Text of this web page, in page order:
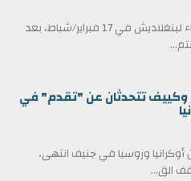
أدى طارق رحمن اليمين كرئيس وزراء لبنغلاديش في 17 فبراير/شباط، بعد
وكييف تتحدثان عن "تقدم" في
أوكرانيا وروسيا في جنيف انتهى،
الق...